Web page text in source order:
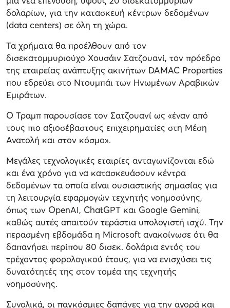
δολαρίων, για την κατασκευή κέντρων δεδομένων
(data centers) σε όλη τη χώρα.
Τα χρήματα θα προέλθουν από τον
δισεκατομμυριούχο Χουσάιν Σατζουανί, τον πρόεδρο
της εταιρείας ανάπτυξης ακινήτων DAMAC Properties
που εδρεύει στο Ντουμπάι των Ηνωμένων Αραβικών
Εμιράτων.
Ο Τραμπ παρουσίασε τον Σατζουανί ως «έναν από
τους πιο αξιοσέβαστους επιχειρηματίες στη Μέση
Ανατολή και στον κόσμο».
Μεγάλες τεχνολογικές εταιρίες ανταγωνίζονται εδώ
και ένα χρόνο για να κατασκευάσουν κέντρα
δεδομένων τα οποία είναι ουσιαστικής σημασίας για
τη λειτουργία εφαρμογών τεχνητής νοημοσύνης,
όπως των OpenAI, ChatGPT και Google Gemini,
καθώς αυτές απαιτούν τεράστια υπολογιστή ισχύ. Την
περασμένη εβδομάδα η Microsoft ανακοίνωσε ότι θα
δαπανήσει περίπου 80 δισεκ. δολάρια εντός του
τρέχοντος φορολογικού έτους, για να ενισχύσει τις
δυνατότητές της στον τομέα της τεχνητής
νοημοσύνης.
Συνολικά, οι παγκόσμιες δαπάνες για την αγορά και